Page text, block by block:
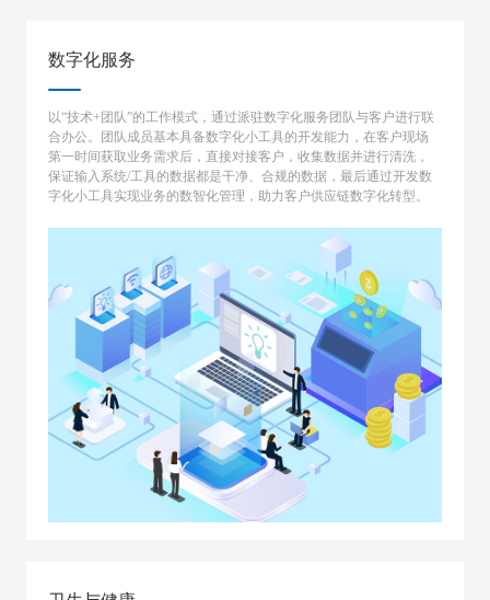
数字化服务
以“技术+团队”的工作模式，通过派驻数字化服务团队与客户进行联
合办公。团队成员基本具备数字化小工具的开发能力，在客户现场
第一时间获取业务需求后，直接对接客户，收集数据并进行清洗，
保证输入系统/工具的数据都是干净、合规的数据，最后通过开发数
字化小工具实现业务的数智化管理，助力客户供应链数字化转型。